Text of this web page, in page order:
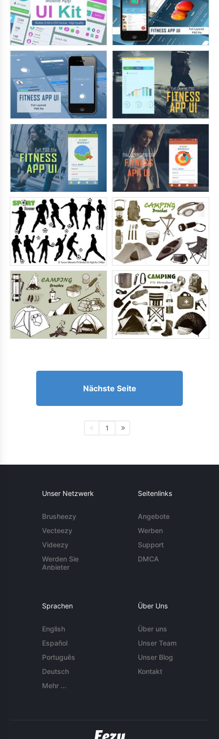
Nächste Seite
1
Unser Netzwerk
Brusheezy
Vecteezy
Videezy
Werden Sie
Anbieter
Seitenlinks
Angebote
Werben
Support
DMCA
Sprachen
English
Español
Português
Deutsch
Mehr ...
Über Uns
Über uns
Unser Team
Unser Blog
Kontakt